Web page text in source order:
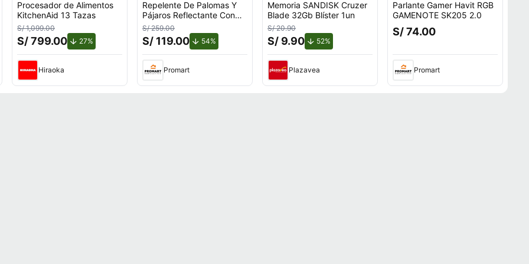
Procesador de Alimentos
KitchenAid 13 Tazas
S/ 1,099.00
S/ 799.00 27%
Hiraoka
Repelente De Palomas Y
Pájaros Reflectante Con
Giro Por Viento Para
Exteriores Con Soporte en
U
S/ 259.00
S/ 119.00 54%
Promart
Memoria SANDISK Cruzer
Blade 32Gb Blíster 1un
S/ 20.90
S/ 9.90 52%
Plazavea
Parlante Gamer Havit RGB
GAMENOTE SK205 2.0
S/ 74.00
Promart